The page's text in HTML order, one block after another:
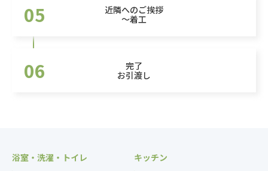
05
近隣へのご挨拶
～着工
06
完了
お引渡し
浴室・洗濯・トイレ キッチン